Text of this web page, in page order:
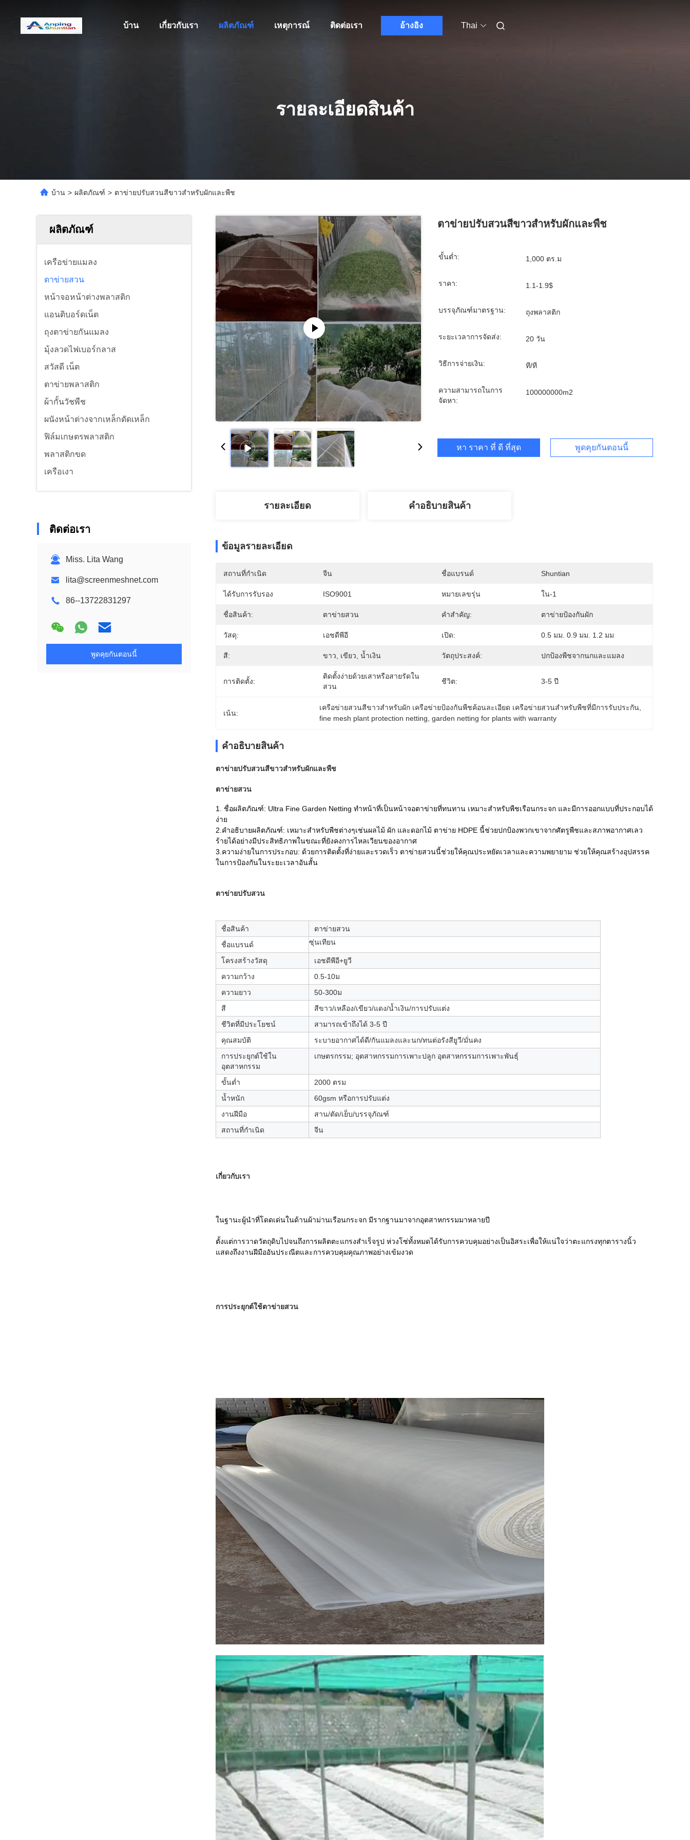
บ้าน เกี่ยวกับเรา ผลิตภัณฑ์ เหตุการณ์ ติดต่อเรา อ้างอิง Thai
รายละเอียดสินค้า
บ้าน > ผลิตภัณฑ์ > ตาข่ายปรับสวนสีขาวสำหรับผักและพืช
ผลิตภัณฑ์
เครือข่ายแมลง
ตาข่ายสวน
หน้าจอหน้าต่างพลาสติก
แอนติบอร์ดเน็ต
ถุงตาข่ายกันแมลง
มุ้งลวดไฟเบอร์กลาส
สวัสดี เน็ต
ตาข่ายพลาสติก
ผ้ากั้นวัชพืช
ผนังหน้าต่างจากเหล็กดัดเหล็ก
ฟิล์มเกษตรพลาสติก
พลาสติกขด
เครือเงา
ติดต่อเรา
Miss. Lita Wang
lita@screenmeshnet.com
86--13722831297
พูดคุยกันตอนนี้
ตาข่ายปรับสวนสีขาวสำหรับผักและพืช
ขั้นต่ำ: 1,000 ตร.ม
ราคา: 1.1-1.9$
บรรจุภัณฑ์มาตรฐาน: ถุงพลาสติก
ระยะเวลาการจัดส่ง: 20 วัน
วิธีการจ่ายเงิน: ที/ที
ความสามารถในการ
จัดหา:
100000000m2
หา ราคา ที่ ดี ที่สุด พูดคุยกันตอนนี้
รายละเอียด คําอธิบายสินค้า
ข้อมูลรายละเอียด
สถานที่กำเนิด จีน ชื่อแบรนด์ Shuntian
ได้รับการรับรอง ISO9001 หมายเลขรุ่น ใน-1
ชื่อสินค้า: ตาข่ายสวน คำสำคัญ: ตาข่ายป้องกันผัก
วัสดุ: เอชดีพีอี เปิด: 0.5 มม. 0.9 มม. 1.2 มม
สี: ขาว, เขียว, น้ำเงิน วัตถุประสงค์: ปกป้องพืชจากนกและแมลง
การติดตั้ง:
ติดตั้งง่ายด้วยเสาหรือสายรัดใน
สวน
ชีวิต: 3-5 ปี
เน้น:
เครือข่ายสวนสีขาวสําหรับผัก เครือข่ายป้องกันพืชค้อนละเอียด เครือข่ายสวนสําหรับพืชที่มีการรับประกัน
fine mesh plant protection netting , garden netting for plants with warranty
คําอธิบายสินค้า
ตาข่ายปรับสวนสีขาวสำหรับผักและพืช
ตาข่ายสวน
1. ชื่อผลิตภัณฑ์: Ultra Fine Garden Netting ทำหน้าที่เป็นหน้าจอตาข่ายที่ทนทาน เหมาะสำหรับพืชเรือนกระจก และมีการออกแบบที่ประกอบได้
ง่าย
2.คำอธิบายผลิตภัณฑ์: เหมาะสำหรับพืชต่างๆเช่นผลไม้ ผัก และดอกไม้ ตาข่าย HDPE นี้ช่วยปกป้องพวกเขาจากศัตรูพืชและสภาพอากาศเลว
ร้ายได้อย่างมีประสิทธิภาพในขณะที่ยังคงการไหลเวียนของอากาศ
3.ความง่ายในการประกอบ: ด้วยการติดตั้งที่ง่ายและรวดเร็ว ตาข่ายสวนนี้ช่วยให้คุณประหยัดเวลาและความพยายาม ช่วยให้คุณสร้างอุปสรรค
ในการป้องกันในระยะเวลาอันสั้น
ตาข่ายปรับสวน
ชื่อสินค้า
ตาข่ายสวน
ชื่อแบรนด์
ซุ่นเทียน
โครงสร้างวัสดุ
เอชดีพีอี+ยูวี
ความกว้าง
0.5-10ม
ความยาว
50-300ม
สี
สีขาว/เหลือง/เขียว/แดง/น้ำเงิน/การปรับแต่ง
ชีวิตที่มีประโยชน์
สามารถเข้าถึงได้ 3-5 ปี
คุณสมบัติ
ระบายอากาศได้ดี/กันแมลงและนก/ทนต่อรังสียูวี/มั่นคง
การประยุกต์ใช้ใน
อุตสาหกรรม
เกษตรกรรม; อุตสาหกรรมการเพาะปลูก อุตสาหกรรมการเพาะพันธุ์
ขั้นต่ำ
2000 ตรม
น้ำหนัก
60gsm หรือการปรับแต่ง
งานฝีมือ
สาน/ตัด/เย็บ/บรรจุภัณฑ์
สถานที่กำเนิด
จีน
เกี่ยวกับเรา
ในฐานะผู้นำที่โดดเด่นในด้านผ้าม่านเรือนกระจก มีรากฐานมาจากอุตสาหกรรมมาหลายปี
ตั้งแต่การวาดวัตถุดิบไปจนถึงการผลิตตะแกรงสำเร็จรูป ห่วงโซ่ทั้งหมดได้รับการควบคุมอย่างเป็นอิสระเพื่อให้แน่ใจว่าตะแกรงทุกตารางนิ้ว
แสดงถึงงานฝีมืออันประณีตและการควบคุมคุณภาพอย่างเข้มงวด
การประยุกต์ใช้ตาข่ายสวน